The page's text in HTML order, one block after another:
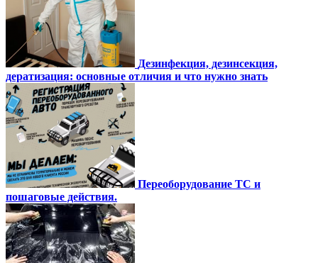
Дезинфекция, дезинсекция,
дератизация: основные отличия и что нужно знать
Переоборудование ТС и
пошаговые действия.